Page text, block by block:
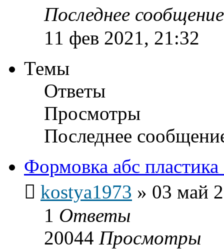
Последнее
11 фев 2021, 21:32
Темы
Ответы
Просмотры
Последнее
Формовка абс
kostya1973 » 03 май
1 Ответы
20044 Просмотры